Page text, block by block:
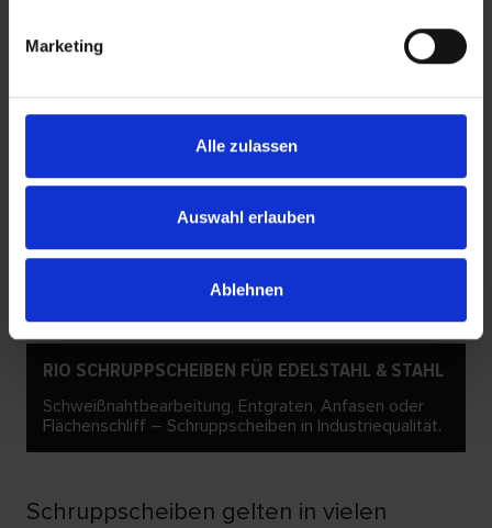
Marketing
Alle zulassen
Auswahl erlauben
Ablehnen
RIO SCHRUPPSCHEIBEN FÜR EDELSTAHL & STAHL
Schweißnahtbearbeitung, Entgraten, Anfasen oder
Flächenschliff – Schruppscheiben in Industriequalität.
Schruppscheiben gelten in vielen